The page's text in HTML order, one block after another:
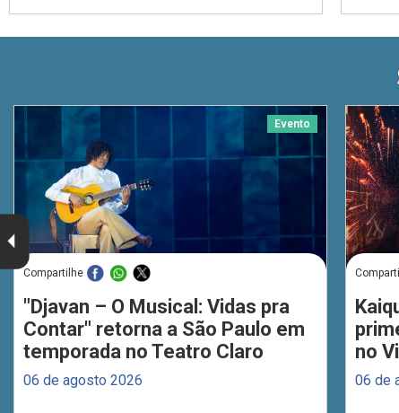
Evento
Compartilhe
"Djavan – O Musical: Vidas pra
Contar" retorna a São Paulo em
temporada no Teatro Claro
06 de agosto 2026
no
06 de